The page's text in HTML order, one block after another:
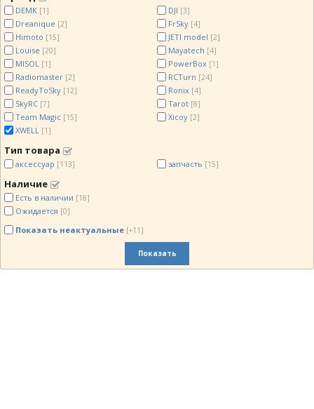
DEMK [1] DJI [3]
Dreanique [2] FrSky [4]
Himoto [15] JETI model [2]
Louise [20] Mayatech [4]
MISOL [1] PowerBox [1]
Radiomaster [2] RCTurn [24]
ReadyToSky [12] Ronix [4]
SkyRC [7] Tarot [8]
Team Magic [15] Xicoy [2]
XWELL [1]
Тип товара
аксессуар [113] запчасть [15]
Наличие
Есть в наличии [18]
Ожидается [0]
Показать неактуальные [+11]
Показать